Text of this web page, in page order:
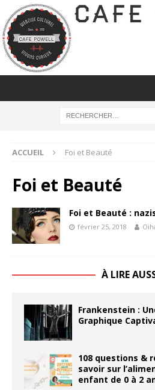
ACCUEIL Foi et Beauté
Foi et Beauté
Foi et Beauté :
février 25, 2018
À LIRE
Frankenstein :
Graphique
108 questions &
savoir sur
enfant de 0 à 2